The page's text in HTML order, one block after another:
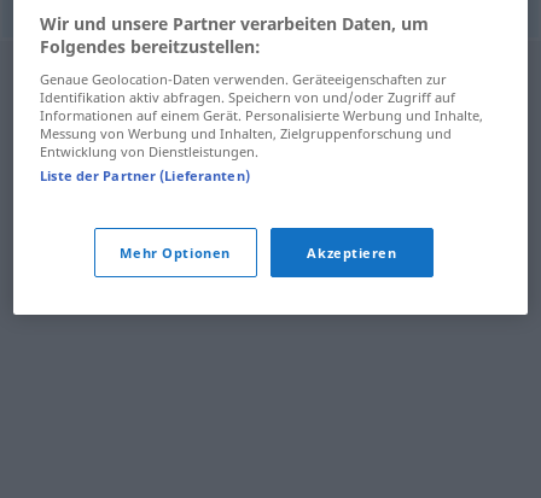
Wir und unsere Partner verarbeiten Daten, um
Folgendes bereitzustellen:
Genaue Geolocation-Daten verwenden. Geräteeigenschaften zur
Identifikation aktiv abfragen. Speichern von und/oder Zugriff auf
Informationen auf einem Gerät. Personalisierte Werbung und Inhalte,
Messung von Werbung und Inhalten, Zielgruppenforschung und
Entwicklung von Dienstleistungen.
Liste der Partner (Lieferanten)
Mehr Optionen Akzeptieren